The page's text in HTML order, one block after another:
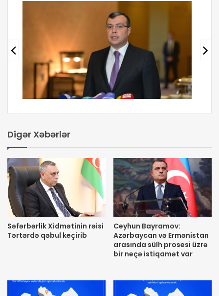
Digər Xəbərlər
Səfərbərlik Xidmətinin rəisi
Tərtərdə qəbul keçirib
Ceyhun Bayramov:
Azərbaycan və Ermənistan
arasında sülh prosesi üzrə
bir neçə istiqamət var